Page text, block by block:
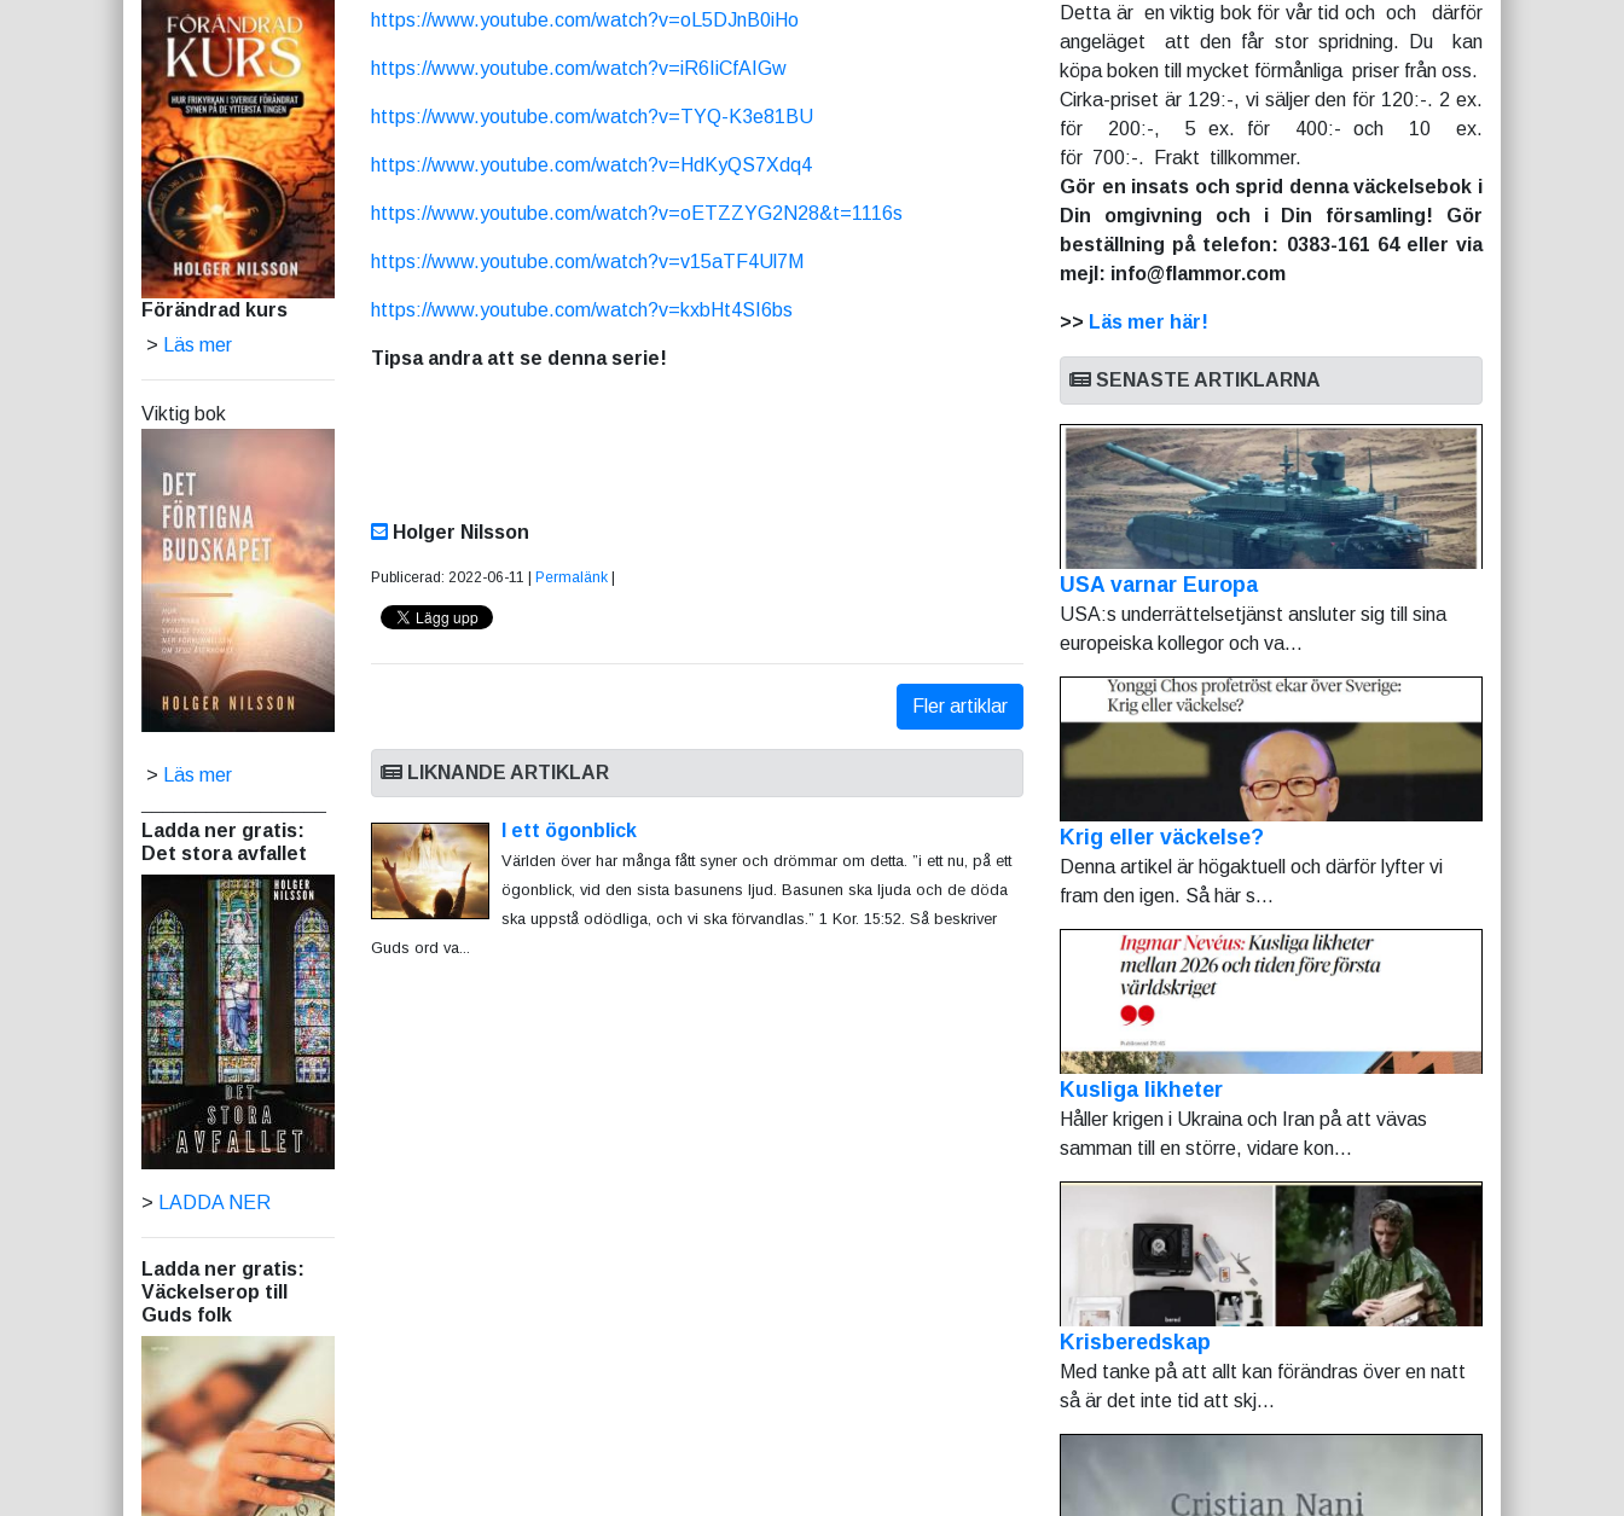
Förändrad kurs
> Läs mer
Viktig bok
> Läs mer
Ladda ner gratis:
Det stora avfallet
> LADDA NER
Ladda ner gratis:
Väckelserop till
Guds folk
https://www.youtube.com/watch?v=oL5DJnB0iHo
https://www.youtube.com/watch?v=iR6IiCfAIGw
https://www.youtube.com/watch?v=TYQ-K3e81BU
https://www.youtube.com/watch?v=HdKyQS7Xdq4
https://www.youtube.com/watch?v=oETZZYG2N28&t=1116s
https://www.youtube.com/watch?v=v15aTF4Ul7M
https://www.youtube.com/watch?v=kxbHt4SI6bs
Tipsa andra att se denna serie!
Holger Nilsson
Publicerad: 2022-06-11 | Permalänk
Fler artiklar
LIKNANDE ARTIKLAR
I ett ögonblick
Världen över har många fått syner och drömmar om detta. ”i ett nu, på ett
ögonblick, vid den sista basunens ljud. Basunen ska ljuda och de döda
ska uppstå odödliga, och vi ska förvandlas.” 1 Kor. 15:52. Så beskriver
Guds ord va...
Detta är en viktig bok för vår tid och och därför
angeläget att den får stor spridning. Du kan
köpa boken till mycket förmånliga priser från oss.
Cirka-priset är 129:-, vi säljer den för 120:-. 2 ex.
för 200:-, 5 ex. för 400:- och 10 ex.
för 700:-. Frakt tillkommer.
Gör en insats och sprid denna väckelsebok i
Din omgivning och i Din församling! Gör
beställning på telefon: 0383-161 64 eller via
mejl: info@flammor.com
>> Läs mer här!
SENASTE ARTIKLARNA
USA varnar Europa
USA:s underrättelsetjänst ansluter sig till sina
europeiska kollegor och va...
Krig eller väckelse?
Denna artikel är högaktuell och därför lyfter vi
fram den igen. Så här s...
Kusliga likheter
Håller krigen i Ukraina och Iran på att vävas
samman till en större, vidare kon...
Krisberedskap
Med tanke på att allt kan förändras över en natt
så är det inte tid att skj...